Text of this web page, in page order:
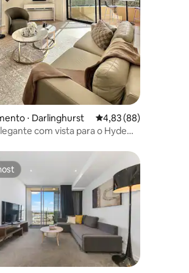
média de 5, 91 avaliações
⋅ Darlinghurst 4,83 de uma
4,83 (88)
com vista para o Hyde